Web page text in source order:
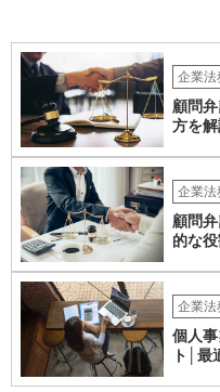
し、予測できない後発的損害
ので、上記の清算条項のみの場
企業法
顧問
方を
企業法
顧問
的な
企業法
個人
ト│最